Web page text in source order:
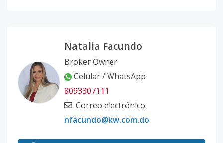
Natalia Facundo
Broker Owner
Celular / WhatsApp
8093307111
Correo electrónico
nfacundo@kw.com.do